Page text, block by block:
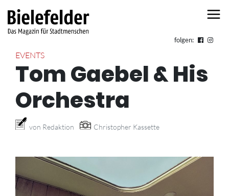
folgen:
EVENTS
Tom Gaebel & His
Orchestra
von Redaktion Christopher Kassette